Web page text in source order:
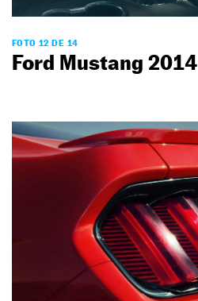
FOTO 12 DE 14
Ford Mustang 2014